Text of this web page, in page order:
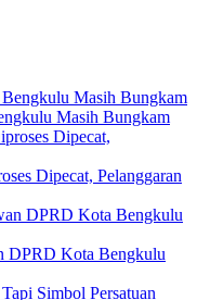
Masih Bungkam
Dipecat, Pelanggaran
DPRD Kota Bengkulu